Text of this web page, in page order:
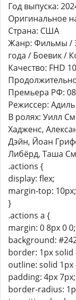
Год выпуска:
Оригинальное
Страна: США
Жанр: Фильмы /
года / Боевик /
Качество: FHD
Премьера РФ:
Режиссер:
В ролях: Уилл
Хадженс,
Дэйн, Йоан
Либёрд, Таша
.actions {
display: flex;
margin-top: 10px;
}
.actions a {
margin: 0 8px 0 0;
background:
border: 1px solid
outline: solid 1px
padding: 4px 7px;
border-radius: